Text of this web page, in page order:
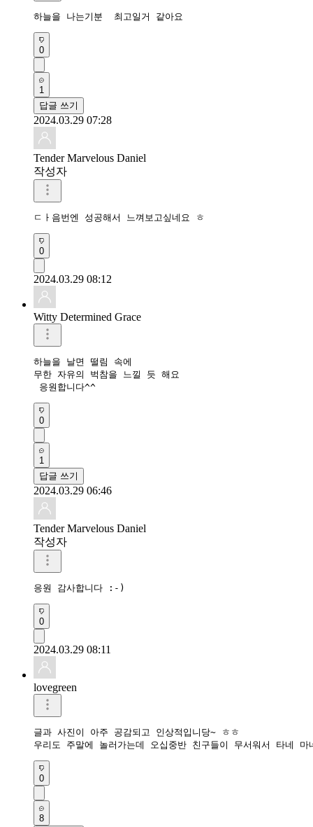
하늘을 나는기분  최고일거 같아요
0
1
답글 쓰기
2024.03.29 07:28
Tender Marvelous Daniel
작성자
ㄷㅏ음번엔 성공해서 느껴보고싶네요 ㅎ
0
2024.03.29 08:12
Witty Determined Grace
하늘을 날면 떨림 속에
무한 자유의 벅참을 느낄 듯 해요
응원합니다^^
0
1
답글 쓰기
2024.03.29 06:46
Tender Marvelous Daniel
작성자
응원 감사합니다 :-)
0
2024.03.29 08:11
lovegreen
글과 사진이 아주 공감되고 인상적입니당~ ㅎㅎ
우리도 주말에 놀러가는데 오십중반 친구들이 무서워서 타네
0
8